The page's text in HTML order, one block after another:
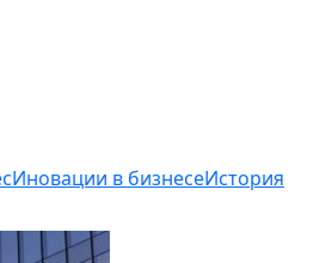
Иновации в бизнесеИстория